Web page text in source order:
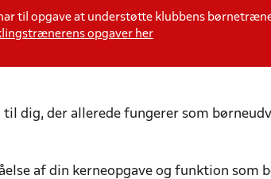
til opgave at understøtte klubbens
opgaver her
til dig, der allerede fungerer som
af din kerneopgave og funktion